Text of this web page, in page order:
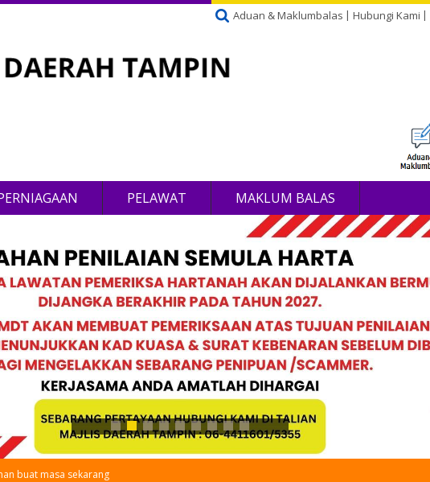
Aduan & Maklumbalas Hubungi Kami
PELAWAT MAKLUM BALAS
buat masa sekarang